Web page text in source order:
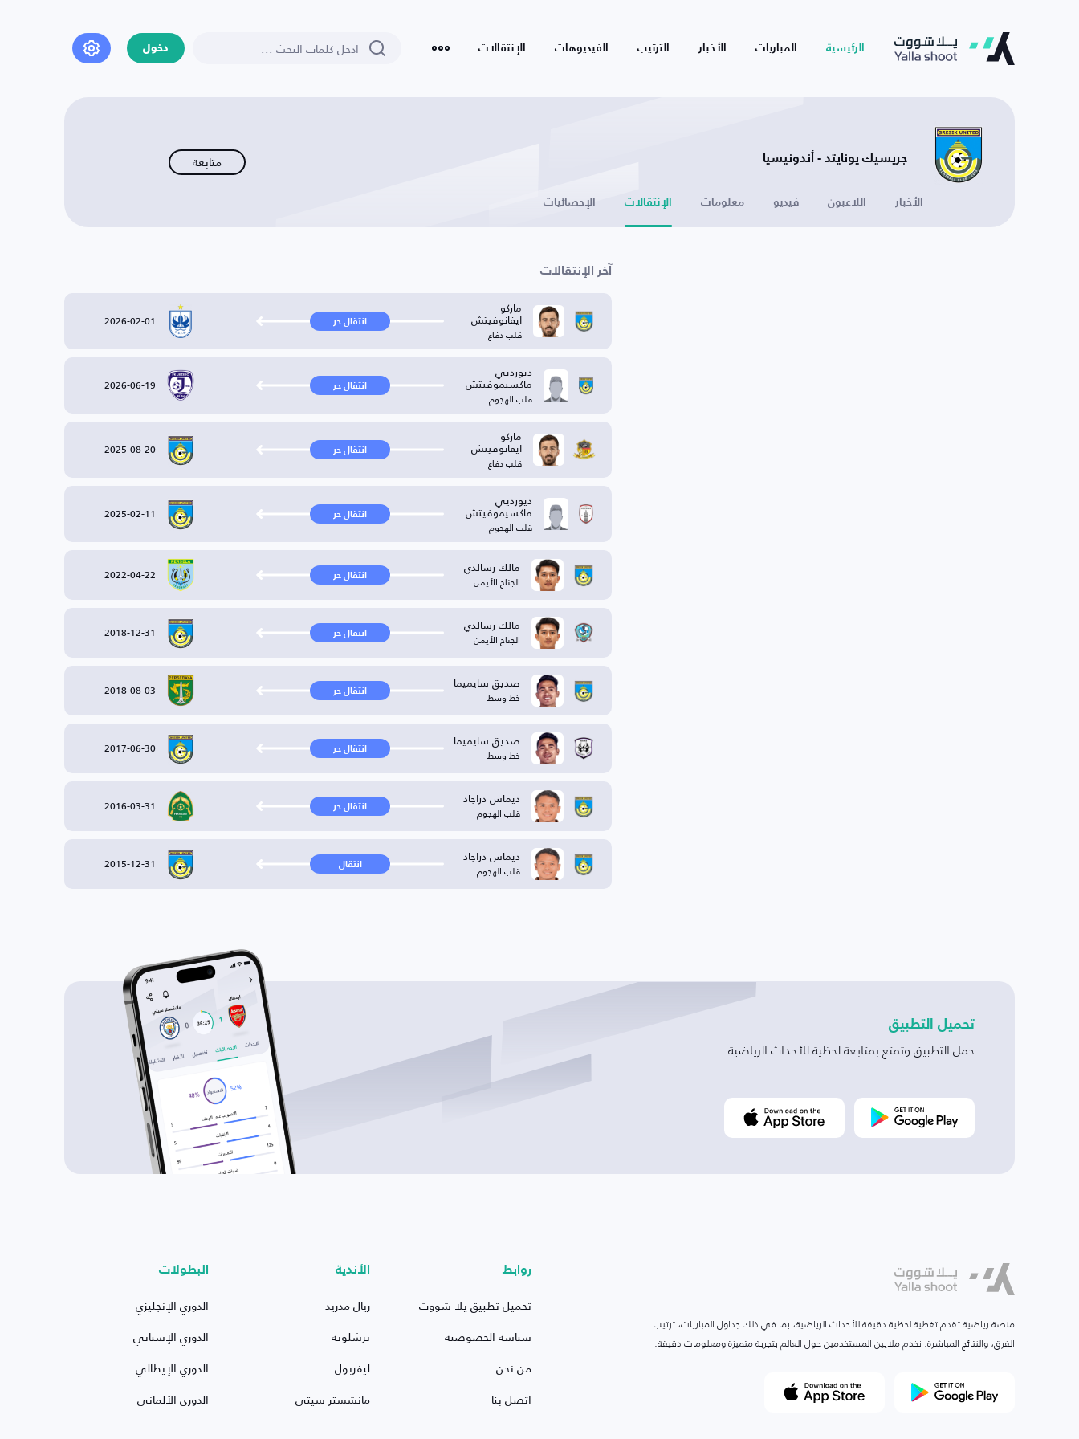
الرئيسية المباريات الأخبار الترتيب الفيديوهات الإنتقالات دخول
جريسيك يونايتد - أندونيسيا متابعة
الأخبار اللاعبون فيديو معلومات الإنتقالات الإحصائيات
آخر الإنتقالات
ماركو
ايفانوفيتش
قلب دفاع
انتقال حر 2026-02-01
ديورديي
ماكسيموفيتش
قلب الهجوم
انتقال حر 2026-06-19
ماركو
ايفانوفيتش
قلب دفاع
انتقال حر 2025-08-20
ديورديي
ماكسيموفيتش
قلب الهجوم
انتقال حر 2025-02-11
مالك رسالدي
الجناح الأيمن انتقال حر 2022-04-22
مالك رسالدي
الجناح الأيمن انتقال حر 2018-12-31
صديق سايميما
خط وسط انتقال حر 2018-08-03
صديق سايميما
خط وسط انتقال حر 2017-06-30
ديماس دراجاد
قلب الهجوم انتقال حر 2016-03-31
ديماس دراجاد
قلب الهجوم انتقال 2015-12-31
تحميل التطبيق
حمل التطبيق وتمتع بمتابعة لحظية للأحداث الرياضية
منصة رياضية تقدم تغطية لحظية دقيقة للأحداث الرياضية، بما في ذلك جداول المباريات، ترتيب
الفرق، والنتائج المباشرة. نخدم ملايين المستخدمين حول العالم بتجربة متميزة ومعلومات دقيقة.
روابط
تحميل تطبيق يلا شووت
سياسة الخصوصية
من نحن
اتصل بنا
الأندية
ريال مدريد
برشلونة
ليفربول
مانشستر سيتي
البطولات
الدوري الإنجليزي
الدوري الإسباني
الدوري الإيطالي
الدوري الألماني